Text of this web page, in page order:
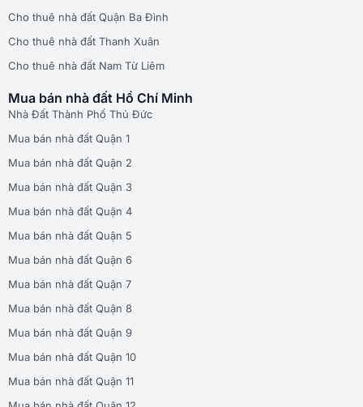
Cho thuê nhà đất Quận Ba Đình
Cho thuê nhà đất Thanh Xuân
Cho thuê nhà đất Nam Từ Liêm
Mua bán nhà đất Hồ Chí Minh
Nhà Đất Thành Phố Thủ Đức
Mua bán nhà đất Quận 1
Mua bán nhà đất Quận 2
Mua bán nhà đất Quận 3
Mua bán nhà đất Quận 4
Mua bán nhà đất Quận 5
Mua bán nhà đất Quận 6
Mua bán nhà đất Quận 7
Mua bán nhà đất Quận 8
Mua bán nhà đất Quận 9
Mua bán nhà đất Quận 10
Mua bán nhà đất Quận 11